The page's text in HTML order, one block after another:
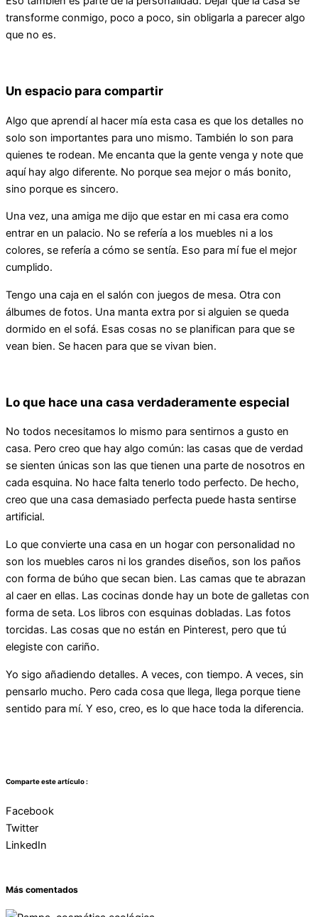
transforme conmigo, poco a poco, sin obligarla a parecer algo
que no es.
Un espacio para compartir
Algo que aprendí al hacer mía esta casa es que los detalles no
solo son importantes para uno mismo. También lo son para
quienes te rodean. Me encanta que la gente venga y note que
aquí hay algo diferente. No porque sea mejor o más bonito,
sino porque es sincero.
Una vez, una amiga me dijo que estar en mi casa era como
entrar en un palacio. No se refería a los muebles ni a los
colores, se refería a cómo se sentía. Eso para mí fue el mejor
cumplido.
Tengo una caja en el salón con juegos de mesa. Otra con
álbumes de fotos. Una manta extra por si alguien se queda
dormido en el sofá. Esas cosas no se planifican para que se
vean bien. Se hacen para que se vivan bien.
Lo que hace una casa verdaderamente especial
No todos necesitamos lo mismo para sentirnos a gusto en
casa. Pero creo que hay algo común: las casas que de verdad
se sienten únicas son las que tienen una parte de nosotros en
cada esquina. No hace falta tenerlo todo perfecto. De hecho,
creo que una casa demasiado perfecta puede hasta sentirse
artificial.
Lo que convierte una casa en un hogar con personalidad no
son los muebles caros ni los grandes diseños, son los paños
con forma de búho que secan bien. Las camas que te abrazan
al caer en ellas. Las cocinas donde hay un bote de galletas con
forma de seta. Los libros con esquinas dobladas. Las fotos
torcidas. Las cosas que no están en Pinterest, pero que tú
elegiste con cariño.
Yo sigo añadiendo detalles. A veces, con tiempo. A veces, sin
pensarlo mucho. Pero cada cosa que llega, llega porque tiene
sentido para mí. Y eso, creo, es lo que hace toda la diferencia.
Comparte este artículo :
Facebook
Twitter
LinkedIn
Más comentados